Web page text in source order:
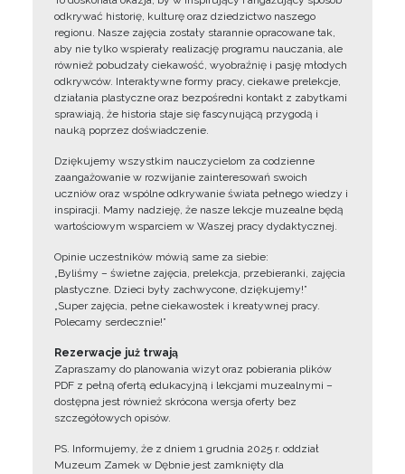
odkrywać historię, kulturę oraz dziedzictwo naszego
regionu. Nasze zajęcia zostały starannie opracowane tak,
aby nie tylko wspierały realizację programu nauczania, ale
również pobudzały ciekawość, wyobraźnię i pasję młodych
odkrywców. Interaktywne formy pracy, ciekawe prelekcje,
działania plastyczne oraz bezpośredni kontakt z zabytkami
sprawiają, że historia staje się fascynującą przygodą i
nauką poprzez doświadczenie.
Dziękujemy wszystkim nauczycielom za codzienne
zaangażowanie w rozwijanie zainteresowań swoich
uczniów oraz wspólne odkrywanie świata pełnego wiedzy i
inspiracji. Mamy nadzieję, że nasze lekcje muzealne będą
wartościowym wsparciem w Waszej pracy dydaktycznej.
Opinie uczestników mówią same za siebie:
„Byliśmy – świetne zajęcia, prelekcja, przebieranki, zajęcia
plastyczne. Dzieci były zachwycone, dziękujemy!”
„Super zajęcia, pełne ciekawostek i kreatywnej pracy.
Polecamy serdecznie!”
Rezerwacje już trwają
Zapraszamy do planowania wizyt oraz pobierania plików
PDF z pełną ofertą edukacyjną i lekcjami muzealnymi –
dostępna jest również skrócona wersja oferty bez
szczegółowych opisów.
PS. Informujemy, że z dniem 1 grudnia 2025 r. oddział
Muzeum Zamek w Dębnie jest zamknięty dla